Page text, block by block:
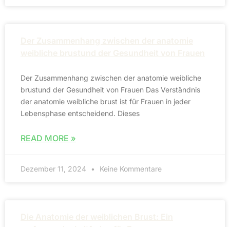
Der Zusammenhang zwischen der anatomie weibliche
brustund der Gesundheit von Frauen Das Verständnis
der anatomie weibliche brust ist für Frauen in jeder
Lebensphase entscheidend. Dieses
READ MORE »
Dezember 11, 2024 Keine Kommentare